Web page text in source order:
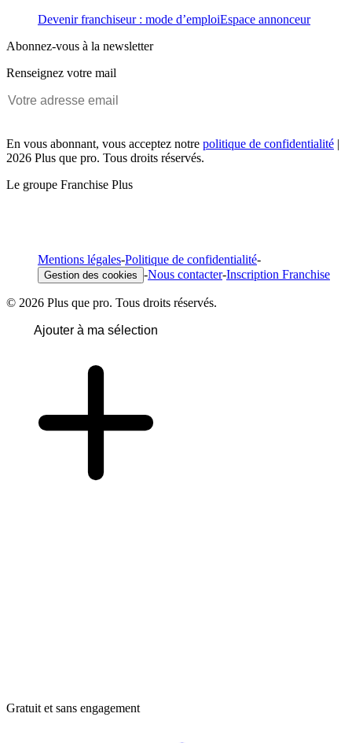
Devenir franchiseur : mode d’emploiEspace annonceur
Abonnez-vous à la newsletter
Renseignez votre mail
En vous abonnant, vous acceptez notre politique de confidentialité |
2026 Plus que pro. Tous droits réservés.
Le groupe Franchise Plus
Mentions légales-Politique de confidentialité-
Gestion des cookies -Nous contacter-Inscription Franchise
© 2026 Plus que pro. Tous droits réservés.
Ajouter à ma sélection
Gratuit et sans engagement